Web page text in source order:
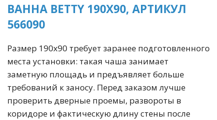
ВАННА BETTY 190X90, АРТИКУЛ
566090
Размер 190х90 требует заранее подготовленного
места установки: такая чаша занимает
заметную площадь и предъявляет больше
требований к заносу. Перед заказом лучше
проверить дверные проемы, развороты в
коридоре и фактическую длину стены после